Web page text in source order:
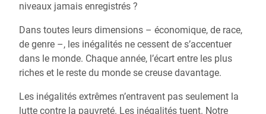
niveaux jamais enregistrés ?
Dans toutes leurs dimensions – économique, de race,
de genre –, les inégalités ne cessent de s’accentuer
dans le monde. Chaque année, l’écart entre les plus
riches et le reste du monde se creuse davantage.
Les inégalités extrêmes n’entravent pas seulement la
lutte contre la pauvreté. Les inégalités tuent. Notre